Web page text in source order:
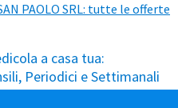
PAOLO SRL: tutte le offerte
a casa tua:
Periodici e Settimanali